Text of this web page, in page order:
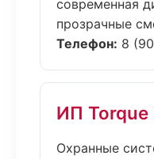
современная
прозрачные
Телефон: 8
ИП Torque
Охранные